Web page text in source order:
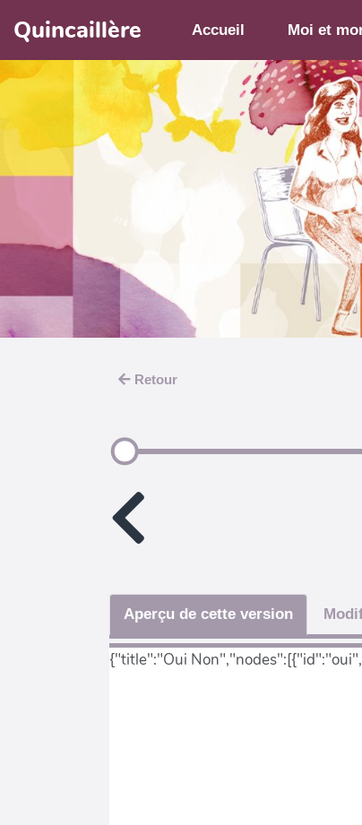
Aller au contenu principal
Quincaillère Accueil Moi et
Retour
Aperçu de cette version